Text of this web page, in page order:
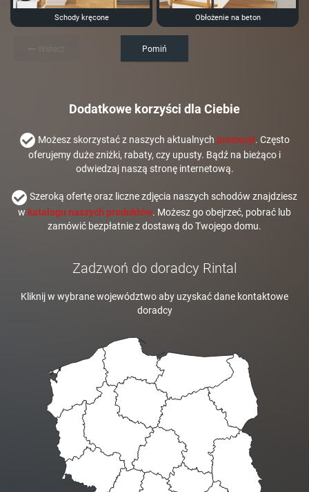
Schody kręcone Obłożenie na beton
Pomiń
Dodatkowe korzyści dla Ciebie
Możesz skorzystać z naszych aktualnych promocji. Często
oferujemy duże zniżki, rabaty, czy upusty. Bądź na bieżąco i
odwiedzaj naszą stronę internetową.
Szeroką ofertę oraz liczne zdjęcia naszych schodów znajdziesz
w katalogu naszych produktów. Możesz go obejrzeć, pobrać lub
zamówić bezpłatnie z dostawą do Twojego domu.
Zadzwoń do doradcy Rintal
Kliknij w wybrane województwo aby uzyskać dane kontaktowe
doradcy